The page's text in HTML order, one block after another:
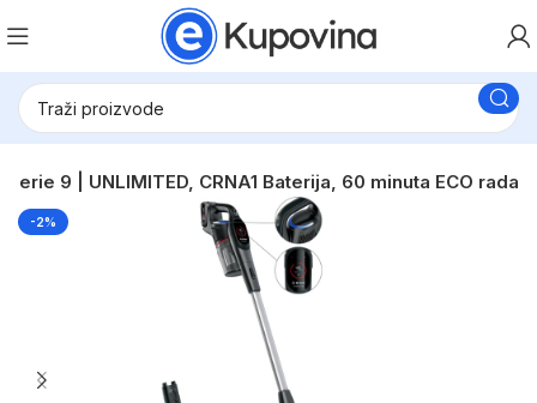
9 | UNLIMITED, CRNA1 Baterija, 60 minuta ECO rada
-2%